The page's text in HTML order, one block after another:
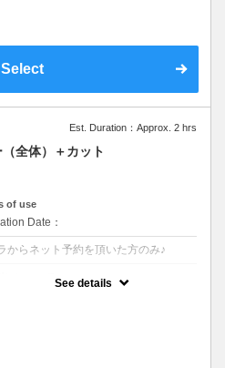
Select
Est. Duration：Approx. 2 hrs
（全体）＋カット
of use
Date：
からネット予約を頂いた方のみ♪
See details